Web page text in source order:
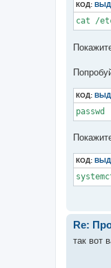
КОД:
cat /
КОД:
passwd
КОД:
Re:
так вот